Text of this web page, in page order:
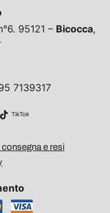
95121 – Bicocca,
7139317
TikTok
e resi